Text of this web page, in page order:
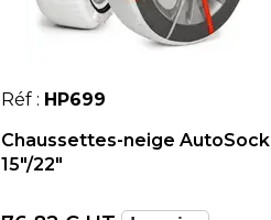
Réf : HP699
Chaussettes-neige AutoSock
15"/22"